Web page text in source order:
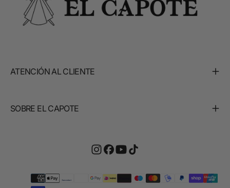
ATENCIÓN AL CLIENTE
SOBRE EL CAPOTE
Métodos